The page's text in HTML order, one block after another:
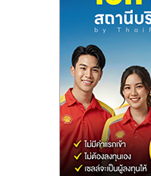
ไชส์
ขาย
แฟ